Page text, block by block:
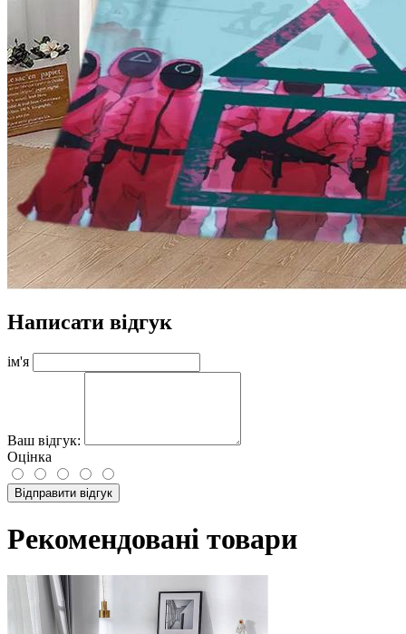
Написати відгук
ім'я
Ваш відгук:
Оцінка
Відправити відгук
Рекомендовані товари